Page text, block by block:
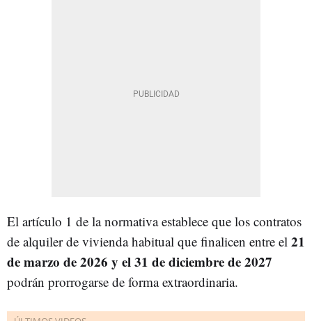
El artículo 1 de la normativa establece que los contratos
de alquiler de vivienda habitual que finalicen entre el 21
de marzo de 2026 y el 31 de diciembre de 2027
podrán prorrogarse de forma extraordinaria.